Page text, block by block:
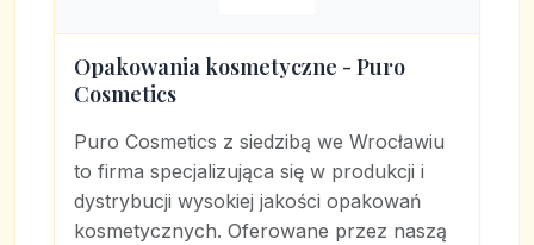
Opakowania kosmetyczne - Puro
Cosmetics
Puro Cosmetics z siedzibą we Wrocławiu
to firma specjalizująca się w produkcji i
dystrybucji wysokiej jakości opakowań
kosmetycznych. Oferowane przez naszą